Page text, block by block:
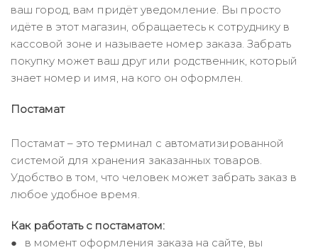
ваш город, вам придёт уведомление. Вы просто
идёте в этот магазин, обращаетесь к сотруднику в
кассовой зоне и называете номер заказа. Забрать
покупку может ваш друг или родственник, который
знает номер и имя, на кого он оформлен.
Постамат
Постамат – это терминал с автоматизированной
системой для хранения заказанных товаров.
Удобство в том, что человек может забрать заказ в
любое удобное время.
Как работать с постаматом:
в момент оформления заказа на сайте, вы